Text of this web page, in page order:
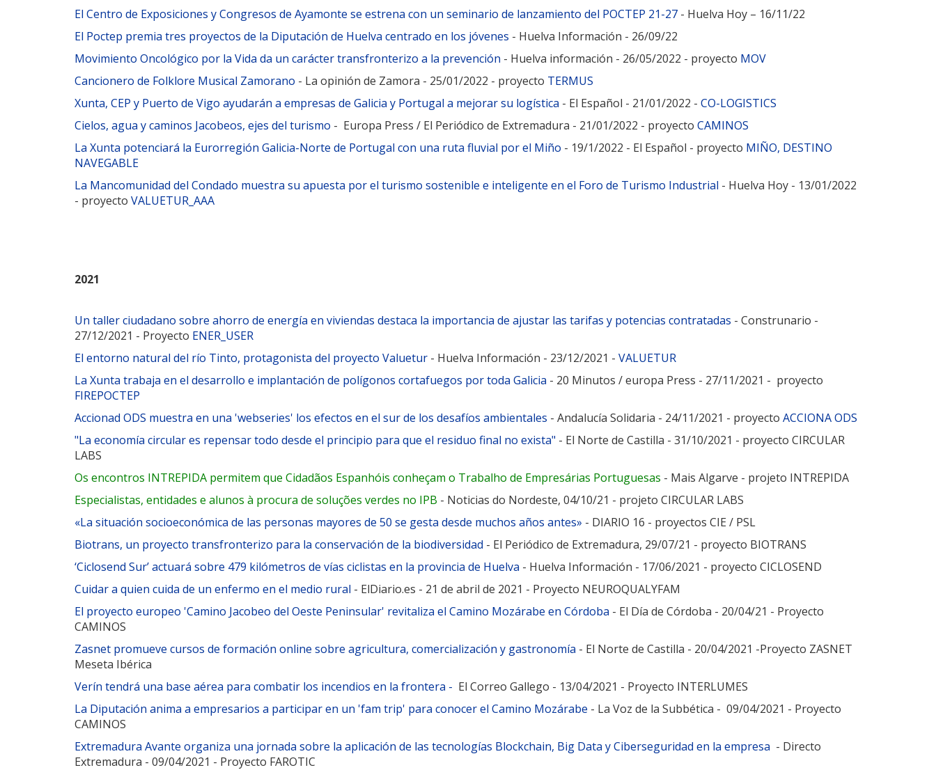
El Centro de Exposiciones y Congresos de Ayamonte se estrena con un seminario de lanzamiento del POCTEP 21-27 - Huelva Hoy – 16/11/22
El Poctep premia tres proyectos de la Diputación de Huelva centrado en los jóvenes - Huelva Información - 26/09/22
Movimiento Oncológico por la Vida da un carácter transfronterizo a la prevención - Huelva información - 26/05/2022 - proyecto MOV
Cancionero de Folklore Musical Zamorano - La opinión de Zamora - 25/01/2022 - proyecto TERMUS
Xunta, CEP y Puerto de Vigo ayudarán a empresas de Galicia y Portugal a mejorar su logística - El Español - 21/01/2022 - CO-LOGISTICS
Cielos, agua y caminos Jacobeos, ejes del turismo - Europa Press / El Periódico de Extremadura - 21/01/2022 - proyecto CAMINOS
La Xunta potenciará la Eurorregión Galicia-Norte de Portugal con una ruta fluvial por el Miño - 19/1/2022 - El Español - proyecto MIÑO, DESTINO
NAVEGABLE
La Mancomunidad del Condado muestra su apuesta por el turismo sostenible e inteligente en el Foro de Turismo Industrial - Huelva Hoy - 13/01/2022
- proyecto VALUETUR_AAA
2021
Un taller ciudadano sobre ahorro de energía en viviendas destaca la importancia de ajustar las tarifas y potencias contratadas - Construnario -
27/12/2021 - Proyecto ENER_USER
El entorno natural del río Tinto, protagonista del proyecto Valuetur - Huelva Información - 23/12/2021 - VALUETUR
La Xunta trabaja en el desarrollo e implantación de polígonos cortafuegos por toda Galicia - 20 Minutos / europa Press - 27/11/2021 - proyecto
FIREPOCTEP
Accionad ODS muestra en una 'webseries' los efectos en el sur de los desafíos ambientales - Andalucía Solidaria - 24/11/2021 - proyecto ACCIONA ODS
"La economía circular es repensar todo desde el principio para que el residuo final no exista" - El Norte de Castilla - 31/10/2021 - proyecto CIRCULAR
LABS
Os encontros INTREPIDA permitem que Cidadãos Espanhóis conheçam o Trabalho de Empresárias Portuguesas - Mais Algarve - projeto INTREPIDA
Especialistas, entidades e alunos à procura de soluções verdes no IPB - Noticias do Nordeste, 04/10/21 - projeto CIRCULAR LABS
«La situación socioeconómica de las personas mayores de 50 se gesta desde muchos años antes» - DIARIO 16 - proyectos CIE / PSL
Biotrans, un proyecto transfronterizo para la conservación de la biodiversidad - El Periódico de Extremadura, 29/07/21 - proyecto BIOTRANS
‘Ciclosend Sur’ actuará sobre 479 kilómetros de vías ciclistas en la provincia de Huelva - Huelva Información - 17/06/2021 - proyecto CICLOSEND
Cuidar a quien cuida de un enfermo en el medio rural - ElDiario.es - 21 de abril de 2021 - Proyecto NEUROQUALYFAM
El proyecto europeo 'Camino Jacobeo del Oeste Peninsular' revitaliza el Camino Mozárabe en Córdoba - El Día de Córdoba - 20/04/21 - Proyecto
CAMINOS
Zasnet promueve cursos de formación online sobre agricultura, comercialización y gastronomía - El Norte de Castilla - 20/04/2021 -Proyecto ZASNET
Meseta Ibérica
Verín tendrá una base aérea para combatir los incendios en la frontera - El Correo Gallego - 13/04/2021 - Proyecto INTERLUMES
La Diputación anima a empresarios a participar en un 'fam trip' para conocer el Camino Mozárabe - La Voz de la Subbética - 09/04/2021 - Proyecto
CAMINOS
Extremadura Avante organiza una jornada sobre la aplicación de las tecnologías Blockchain, Big Data y Ciberseguridad en la empresa - Directo
Extremadura - 09/04/2021 - Proyecto FAROTIC